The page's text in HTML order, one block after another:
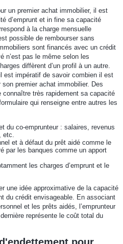
un premier achat immobilier, il est
d’emprunt et in fine sa capacité
à la charge mensuelle
possible de rembourser sans
sont financés avec un crédit
n’est pas le même selon les
diffèrent d’un profil à un autre.
est impératif de savoir combien il est
son premier achat immobilier. Des
très rapidement sa capacité
qui renseigne entre autres les
du co-emprunteur : salaires, revenus
etc.
et à défaut du prêt aidé comme le
par les banques comme un apport
les charges d’emprunt et le
une idée approximative de la capacité
du crédit envisageable. En associant
et les prêts aidés, l’emprunteur
représente le coût total du